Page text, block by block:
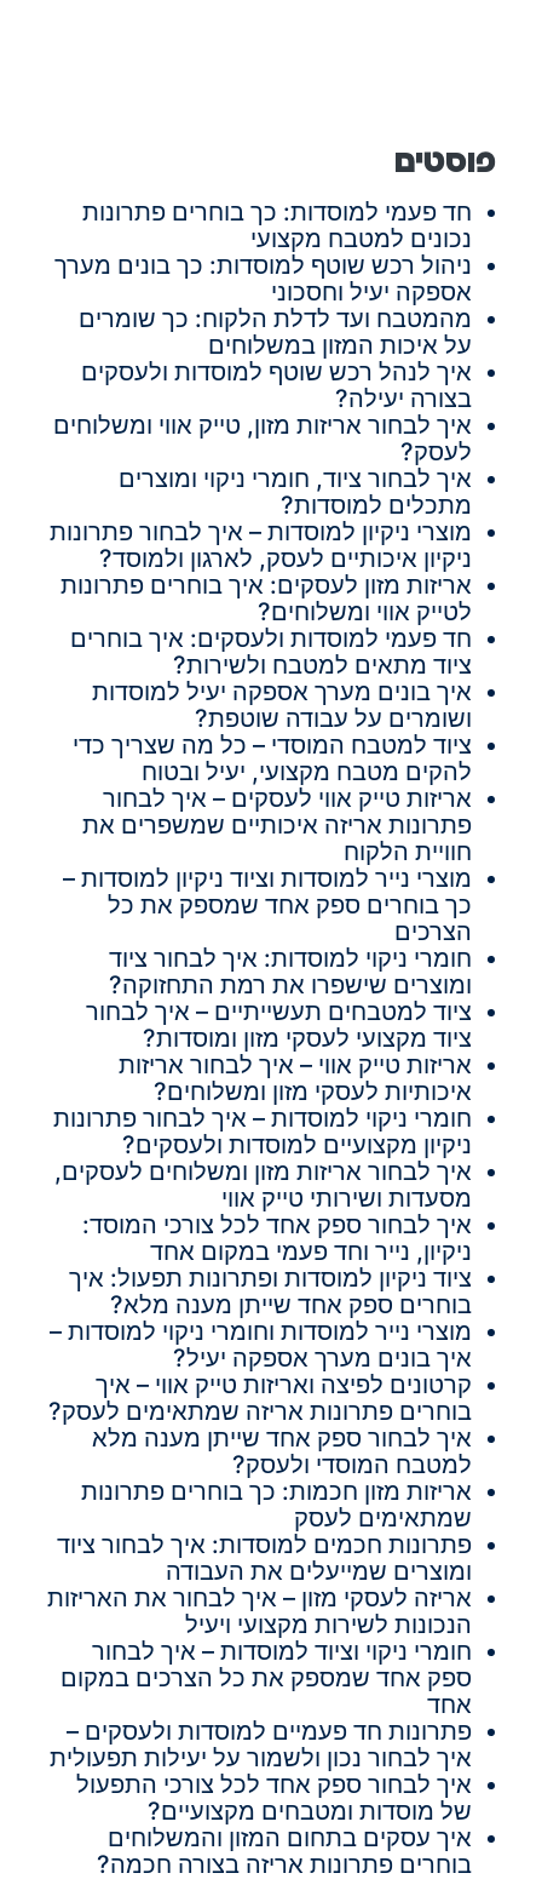
פוסטים
חד פעמי למוסדות: כך בוחרים פתרונות
נכונים למטבח מקצועי
ניהול רכש שוטף למוסדות: כך בונים מערך
אספקה יעיל וחסכוני
מהמטבח ועד לדלת הלקוח: כך שומרים
על איכות המזון במשלוחים
איך לנהל רכש שוטף למוסדות ולעסקים
בצורה יעילה?
איך לבחור אריזות מזון, טייק אווי ומשלוחים
לעסק?
איך לבחור ציוד, חומרי ניקוי ומוצרים
מתכלים למוסדות?
מוצרי ניקיון למוסדות – איך לבחור פתרונות
ניקיון איכותיים לעסק, לארגון ולמוסד?
אריזות מזון לעסקים: איך בוחרים פתרונות
לטייק אווי ומשלוחים?
חד פעמי למוסדות ולעסקים: איך בוחרים
ציוד מתאים למטבח ולשירות?
איך בונים מערך אספקה יעיל למוסדות
ושומרים על עבודה שוטפת?
ציוד למטבח המוסדי – כל מה שצריך כדי
להקים מטבח מקצועי, יעיל ובטוח
אריזות טייק אווי לעסקים – איך לבחור
פתרונות אריזה איכותיים שמשפרים את
חוויית הלקוח
מוצרי נייר למוסדות וציוד ניקיון למוסדות –
כך בוחרים ספק אחד שמספק את כל
הצרכים
חומרי ניקוי למוסדות: איך לבחור ציוד
ומוצרים שישפרו את רמת התחזוקה?
ציוד למטבחים תעשייתיים – איך לבחור
ציוד מקצועי לעסקי מזון ומוסדות?
אריזות טייק אווי – איך לבחור אריזות
איכותיות לעסקי מזון ומשלוחים?
חומרי ניקוי למוסדות – איך לבחור פתרונות
ניקיון מקצועיים למוסדות ולעסקים?
איך לבחור אריזות מזון ומשלוחים לעסקים,
מסעדות ושירותי טייק אווי
איך לבחור ספק אחד לכל צורכי המוסד:
ניקיון, נייר וחד פעמי במקום אחד
ציוד ניקיון למוסדות ופתרונות תפעול: איך
בוחרים ספק אחד שייתן מענה מלא?
מוצרי נייר למוסדות וחומרי ניקוי למוסדות –
איך בונים מערך אספקה יעיל?
קרטונים לפיצה ואריזות טייק אווי – איך
בוחרים פתרונות אריזה שמתאימים לעסק?
איך לבחור ספק אחד שייתן מענה מלא
למטבח המוסדי ולעסק?
אריזות מזון חכמות: כך בוחרים פתרונות
שמתאימים לעסק
פתרונות חכמים למוסדות: איך לבחור ציוד
ומוצרים שמייעלים את העבודה
אריזה לעסקי מזון – איך לבחור את האריזות
הנכונות לשירות מקצועי ויעיל
חומרי ניקוי וציוד למוסדות – איך לבחור
ספק אחד שמספק את כל הצרכים במקום
אחד
פתרונות חד פעמיים למוסדות ולעסקים –
איך לבחור נכון ולשמור על יעילות תפעולית
איך לבחור ספק אחד לכל צורכי התפעול
של מוסדות ומטבחים מקצועיים?
איך עסקים בתחום המזון והמשלוחים
בוחרים פתרונות אריזה בצורה חכמה?